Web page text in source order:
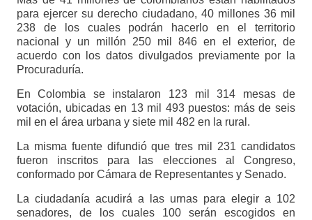
para ejercer su derecho ciudadano, 40 millones 36 mil
238 de los cuales podrán hacerlo en el territorio
nacional y un millón 250 mil 846 en el exterior, de
acuerdo con los datos divulgados previamente por la
Procuraduría.
En Colombia se instalaron 123 mil 314 mesas de
votación, ubicadas en 13 mil 493 puestos: más de seis
mil en el área urbana y siete mil 482 en la rural.
La misma fuente difundió que tres mil 231 candidatos
fueron inscritos para las elecciones al Congreso,
conformado por Cámara de Representantes y Senado.
La ciudadanía acudirá a las urnas para elegir a 102
senadores, de los cuales 100 serán escogidos en